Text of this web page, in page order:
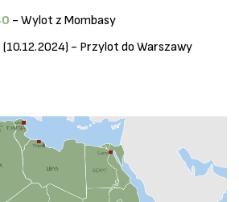
- Wylot z Mombasy
(10.12.2024) - Przylot do Warszawy